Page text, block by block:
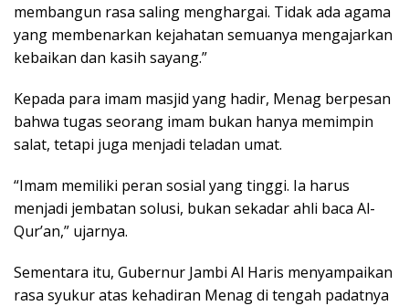
membangun rasa saling menghargai. Tidak ada agama
yang membenarkan kejahatan semuanya mengajarkan
kebaikan dan kasih sayang.”
Kepada para imam masjid yang hadir, Menag berpesan
bahwa tugas seorang imam bukan hanya memimpin
salat, tetapi juga menjadi teladan umat.
“Imam memiliki peran sosial yang tinggi. Ia harus
menjadi jembatan solusi, bukan sekadar ahli baca Al-
Qur’an,” ujarnya.
Sementara itu, Gubernur Jambi Al Haris menyampaikan
rasa syukur atas kehadiran Menag di tengah padatnya